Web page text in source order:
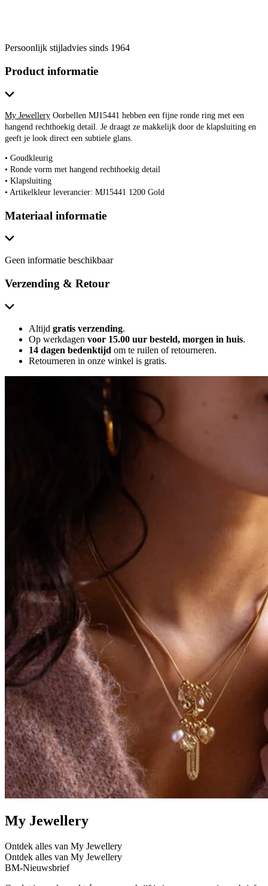
Persoonlijk stijladvies sinds 1964
Product informatie
My Jewellery Oorbellen MJ15441 hebben een fijne ronde ring met een
hangend rechthoekig detail. Je draagt ze makkelijk door de klapsluiting en
geeft je look direct een subtiele glans.
• Goudkleurig
• Ronde vorm met hangend rechthoekig detail
• Klapsluiting
• Artikelkleur leverancier: MJ15441 1200 Gold
Materiaal informatie
Geen informatie beschikbaar
Verzending & Retour
Altijd gratis verzending.
Op werkdagen voor 15.00 uur besteld, morgen in huis.
14 dagen bedenktijd om te ruilen of retourneren.
Retourneren in onze winkel is gratis.
My Jewellery
Ontdek alles van My Jewellery
Ontdek alles van My Jewellery
BM-Nieuwsbrief